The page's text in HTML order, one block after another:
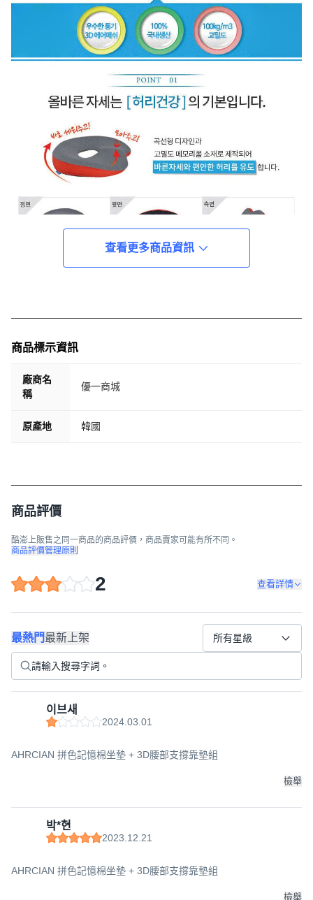
查看更多商品資訊
商品標示資訊
廠商名
稱
優一商城
原產地 韓國
商品評價
酷澎上販售之同一商品的商品評價，商品賣家可能有所不同。
商品評價管理原則
2 查看詳情
最熱門最新上架 所有星級
이브새
2024.03.01
AHRCIAN 拼色記憶棉坐墊 + 3D腰部支撐靠墊組
檢舉
박*현
2023.12.21
AHRCIAN 拼色記憶棉坐墊 + 3D腰部支撐靠墊組
檢舉